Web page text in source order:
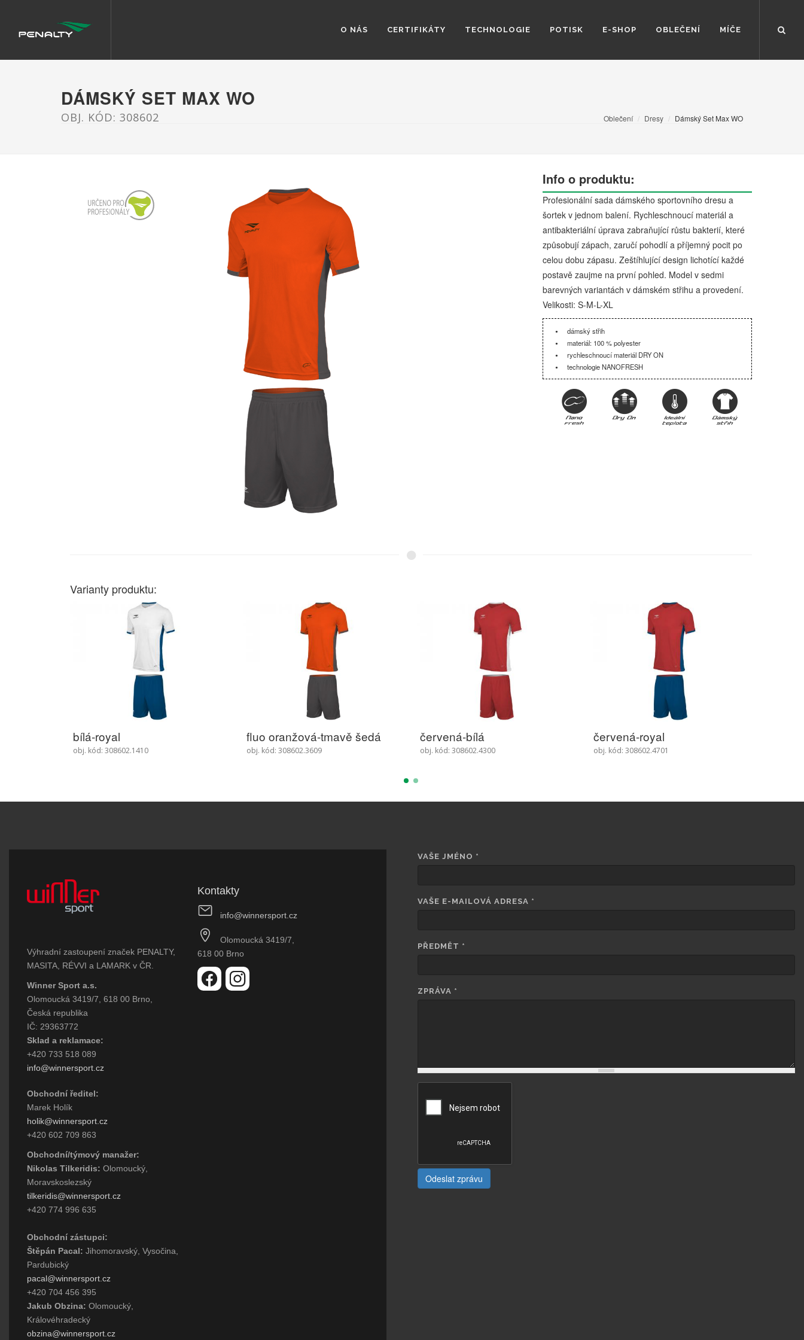
O NÁS CERTIFIKÁTY TECHNOLOGIE POTISK E-SHOP OBLEČENÍ MÍČE
DÁMSKÝ SET MAX WO
OBJ. KÓD: 308602 Oblečení Dresy Dámský Set Max WO
Info o produktu:
Profesionální sada dámského sportovního dresu a
šortek v jednom balení. Rychleschnoucí materiál a
antibakteriální úprava zabraňující růstu bakterií, které
způsobují zápach, zaručí pohodlí a příjemný pocit po
celou dobu zápasu. Zeštíhlující design lichotící každé
postavě zaujme na první pohled. Model v sedmi
barevných variantách v dámském střihu a provedení.
Velikosti: S-M-L-XL
dámský střih
materiál: 100 % polyester
rychleschnoucí materiál DRY ON
technologie NANOFRESH
Varianty produktu:
fluo oranžová-tmavě šedá
obj. kód: 308602.3609
červená-bílá
obj. kód: 308602.4300
červená-royal
obj. kód: 308602.4701
zelená-žlutá
obj. kód: 308602.5040
Výhradní zastoupení značek PENALTY,
MASITA, RÉVVI a LAMARK v ČR.
Winner Sport a.s.
Olomoucká 3419/7, 618 00 Brno,
Česká republika
IČ: 29363772
Sklad a reklamace:
+420 733 518 089
info@winnersport.cz
Obchodní ředitel:
Marek Holík
holik@winnersport.cz
+420 602 709 863
Obchodní/týmový manažer:
Nikolas Tilkeridis: Olomoucký,
Moravskoslezský
tilkeridis@winnersport.cz
+420 774 996 635
Obchodní zástupci:
Štěpán Pacal: Jihomoravský, Vysočina,
Pardubický
pacal@winnersport.cz
+420 704 456 395
Jakub Obzina: Olomoucký,
Královéhradecký
obzina@winnersport.cz
Kontakty
info@winnersport.cz
Olomoucká 3419/7,
618 00 Brno
VAŠE JMÉNO *
VAŠE E-MAILOVÁ ADRESA *
PŘEDMĚT *
ZPRÁVA *
Odeslat zprávu